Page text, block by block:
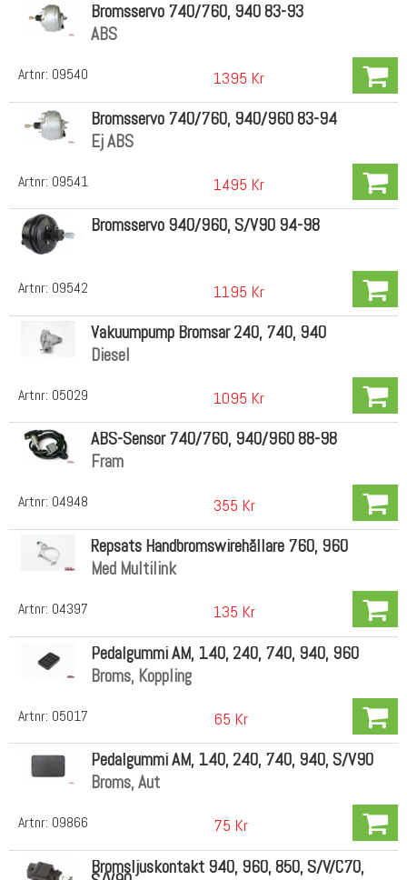
Artnr: 09540
Bromsservo 740/760, 940 83-93
ABS
1395 Kr
Artnr: 09541
Bromsservo 740/760, 940/960 83-94
Ej ABS
1495 Kr
Artnr: 09542
Bromsservo 940/960, S/V90 94-98
1195 Kr
Artnr: 05029
Vakuumpump Bromsar 240, 740, 940
Diesel
1095 Kr
Artnr: 04948
ABS-Sensor 740/760, 940/960 88-98
Fram
355 Kr
Artnr: 04397
Repsats Handbromswirehållare 760, 960
Med Multilink
135 Kr
Artnr: 05017
Pedalgummi AM, 140, 240, 740, 940, 960
Broms, Koppling
65 Kr
Artnr: 09866
Pedalgummi AM, 140, 240, 740, 940, S/V90
Broms, Aut
75 Kr
Bromsljuskontakt 940, 960, 850, S/V/C70,